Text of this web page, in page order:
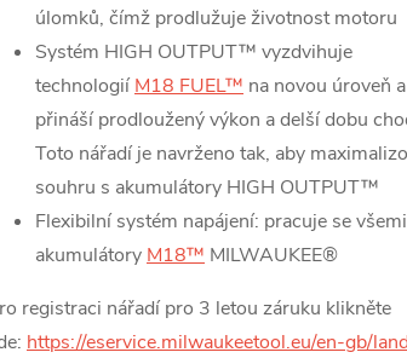
úlomků, čímž prodlužuje životnost motoru
Systém HIGH OUTPUT™ vyzdvihuje
technologií M18 FUEL™ na novou úroveň a
přináší prodloužený výkon a delší dobu
Toto nářadí je navrženo tak, aby
souhru s akumulátory HIGH OUTPUT™
Flexibilní systém napájení: pracuje se všemi
akumulátory M18™ MILWAUKEE®
registraci nářadí pro 3 letou záruku klikněte
https://eservice.milwaukeetool.eu/en-gb/